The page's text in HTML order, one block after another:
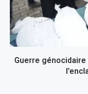
Guerre génocidaire